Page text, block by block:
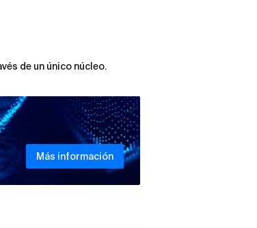
de un único núcleo.
Más información